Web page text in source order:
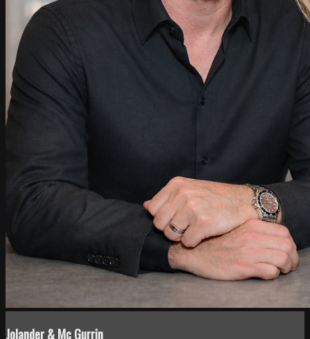
Jolander & Mc Gurrin